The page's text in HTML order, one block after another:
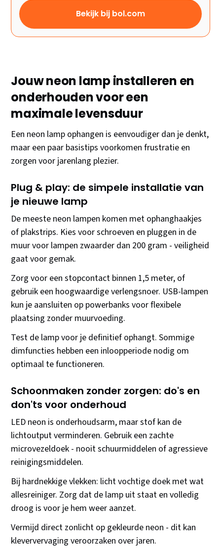
Bekijk bij bol.com
Jouw neon lamp installeren en
onderhouden voor een
maximale levensduur
Een neon lamp ophangen is eenvoudiger dan je denkt,
maar een paar basistips voorkomen frustratie en
zorgen voor jarenlang plezier.
Plug & play: de simpele installatie van
je nieuwe lamp
De meeste neon lampen komen met ophanghaakjes
of plakstrips. Kies voor schroeven en pluggen in de
muur voor lampen zwaarder dan 200 gram - veiligheid
gaat voor gemak.
Zorg voor een stopcontact binnen 1,5 meter, of
gebruik een hoogwaardige verlengsnoer. USB-lampen
kun je aansluiten op powerbanks voor flexibele
plaatsing zonder muurvoeding.
Test de lamp voor je definitief ophangt. Sommige
dimfuncties hebben een inloopperiode nodig om
optimaal te functioneren.
Schoonmaken zonder zorgen: do's en
don'ts voor onderhoud
LED neon is onderhoudsarm, maar stof kan de
lichtoutput verminderen. Gebruik een zachte
microvezeldoek - nooit schuurmiddelen of agressieve
reinigingsmiddelen.
Bij hardnekkige vlekken: licht vochtige doek met wat
allesreiniger. Zorg dat de lamp uit staat en volledig
droog is voor je hem weer aanzet.
Vermijd direct zonlicht op gekleurde neon - dit kan
kleververvaging veroorzaken over jaren.